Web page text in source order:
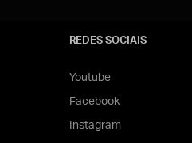
REDES SOCIAIS
Youtube
Facebook
Instagram